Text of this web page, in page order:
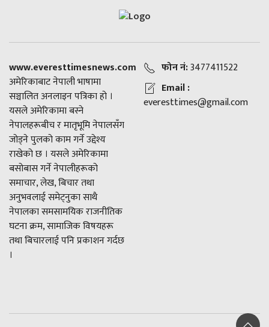
www.everesttimesnews.com
अमेरिकाबाट नेपाली भाषामा
सञ्चालित अनलाइन पत्रिका हो ।
यसले अमेरिकामा बस्ने
नेपालहरूबीच र मातृभूमि नेपालसँग
जोड्ने पुलको काम गर्ने उद्देश्य
राखेको छ । यसले अमेरिकामा
बसोबास गर्ने नेपालीहरूको
समाचार, लेख, बिचार तथा
अनुभवलाई समेट्नुका साथै
नेपालका समसामयिक राजनीतिक
घटना क्रम, सामाजिक विषयहरू
तथा बिचारलाई पनि प्रकाशन गर्दछ
।
फोन नं:3477411522
Email :
everesttimes@gmail.com